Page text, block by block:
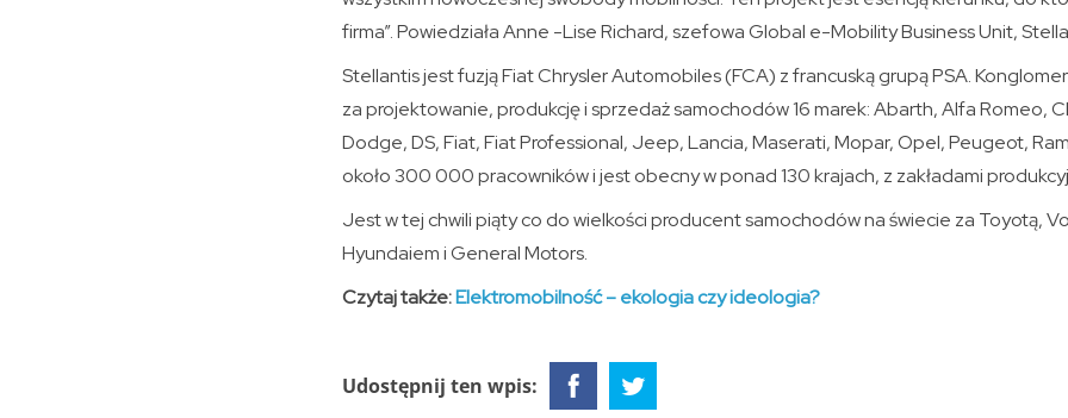
firma”. Powiedziała Anne -Lise Richard, szefowa Global e-Mobility Business Unit,
Stellantis jest fuzją Fiat Chrysler Automobiles (FCA) z francuską grupą PSA.
za projektowanie, produkcję i sprzedaż samochodów 16 marek: Abarth, Alfa Romeo,
Dodge, DS, Fiat, Fiat Professional, Jeep, Lancia, Maserati, Mopar, Opel, Peugeot,
około 300 000 pracowników i jest obecny w ponad 130 krajach, z zakładami
Jest w tej chwili piąty co do wielkości producent samochodów na świecie za Toyotą,
Hyundaiem i General Motors.
Czytaj także:Elektromobilność – ekologia czy ideologia?
Udostępnij ten wpis: